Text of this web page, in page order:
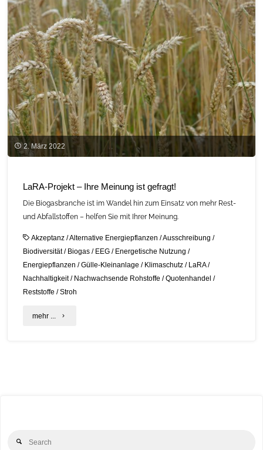
Befragung
LaRA-
Projekt"
2. März 2022
LaRA-Projekt – Ihre Meinung ist gefragt!
Die Biogasbranche ist im Wandel hin zum Einsatz von mehr Rest-
und Abfallstoffen – helfen Sie mit Ihrer Meinung.
Akzeptanz /Alternative Energiepflanzen /Ausschreibung /
Biodiversität/ Biogas/ EEG/ Energetische Nutzung /
Energiepflanzen /Gülle-Kleinanlage / Klimaschutz/ LaRA/
Nachhaltigkeit/ Nachwachsende Rohstoffe /Quotenhandel /
Reststoffe /Stroh
mehr ... "LaRA-
Search